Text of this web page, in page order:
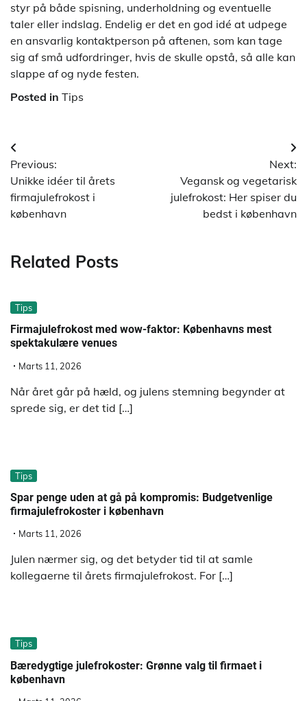
styr på både spisning, underholdning og eventuelle
taler eller indslag. Endelig er det en god idé at udpege
en ansvarlig kontaktperson på aftenen, som kan tage
sig af små udfordringer, hvis de skulle opstå, så alle kan
slappe af og nyde festen.
Posted in Tips
Indlægsnavigation
Previous:
Unikke idéer til årets
firmajulefrokost i
københavn
Next:
Vegansk og vegetarisk
julefrokost: Her spiser du
bedst i københavn
Related Posts
Tips
Firmajulefrokost med wow-faktor: Københavns mest
spektakulære venues
Marts 11, 2026
Når året går på hæld, og julens stemning begynder at
sprede sig, er det tid […]
Tips
Spar penge uden at gå på kompromis: Budgetvenlige
firmajulefrokoster i københavn
Marts 11, 2026
Julen nærmer sig, og det betyder tid til at samle
kollegaerne til årets firmajulefrokost. For […]
Tips
Bæredygtige julefrokoster: Grønne valg til firmaet i
københavn